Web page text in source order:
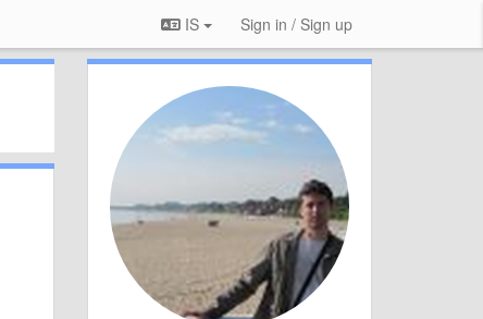
IS Sign in / Sign up